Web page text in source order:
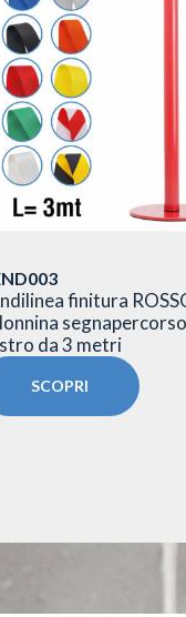
finitura
da 3 metri
SCOPRI